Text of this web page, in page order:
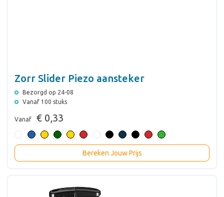
Zorr Slider Piezo aansteker
Bezorgd op 24-08
Vanaf 100 stuks
Vanaf € 0,33
Bereken Jouw Prijs